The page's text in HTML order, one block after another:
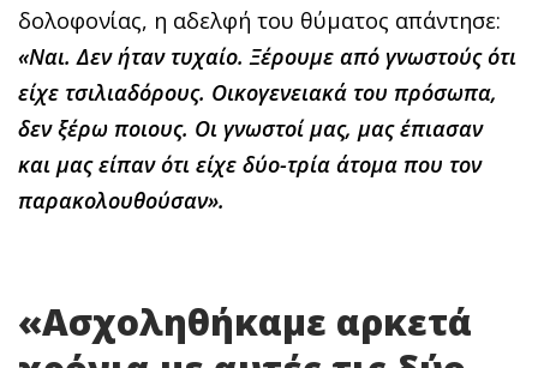
δολοφονίας, η αδελφή του θύματος απάντησε:
«Ναι. Δεν ήταν τυχαίο. Ξέρουμε από γνωστούς ότι
είχε τσιλιαδόρους. Οικογενειακά του πρόσωπα,
δεν ξέρω ποιους. Οι γνωστοί μας, μας έπιασαν
και μας είπαν ότι είχε δύο-τρία άτομα που τον
παρακολουθούσαν».
«Ασχοληθήκαμε αρκετά